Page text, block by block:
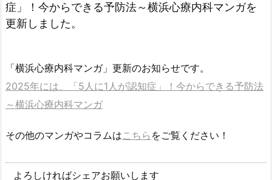
症」！今からできる予防法～横浜心療内科マンガを
更新しました。
「横浜心療内科マンガ」更新のお知らせです。
2025年には、「5人に1人が認知症」！今からできる予防法
～横浜心療内科マンガ
その他のマンガやコラムはこちら をご覧ください！
よろしければシェアお願いします